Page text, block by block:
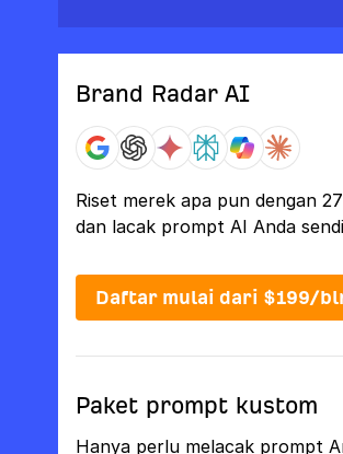
Brand Radar AI
Riset merek apa pun dengan
dan lacak prompt AI Anda
Daftar mulai dari $199/
Paket prompt kustom
Hanya perlu melacak prompt